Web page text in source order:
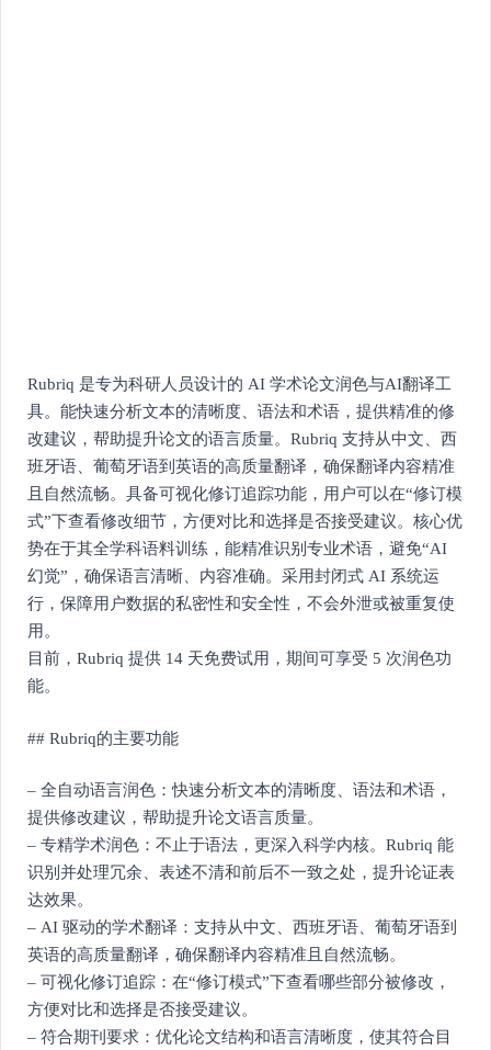
Rubriq 是专为科研人员设计的 AI 学术论文润色与AI翻译工
具。能快速分析文本的清晰度、语法和术语，提供精准的修
改建议，帮助提升论文的语言质量。Rubriq 支持从中文、西
班牙语、葡萄牙语到英语的高质量翻译，确保翻译内容精准
且自然流畅。具备可视化修订追踪功能，用户可以在“修订模
式”下查看修改细节，方便对比和选择是否接受建议。核心优
势在于其全学科语料训练，能精准识别专业术语，避免“AI
幻觉”，确保语言清晰、内容准确。采用封闭式 AI 系统运
行，保障用户数据的私密性和安全性，不会外泄或被重复使
用。
目前，Rubriq 提供 14 天免费试用，期间可享受 5 次润色功
能。
## Rubriq的主要功能
– 全自动语言润色：快速分析文本的清晰度、语法和术语，
提供修改建议，帮助提升论文语言质量。
– 专精学术润色：不止于语法，更深入科学内核。Rubriq 能
识别并处理冗余、表述不清和前后不一致之处，提升论证表
达效果。
– AI 驱动的学术翻译：支持从中文、西班牙语、葡萄牙语到
英语的高质量翻译，确保翻译内容精准且自然流畅。
– 可视化修订追踪：在“修订模式”下查看哪些部分被修改，
方便对比和选择是否接受建议。
– 符合期刊要求：优化论文结构和语言清晰度，使其符合目